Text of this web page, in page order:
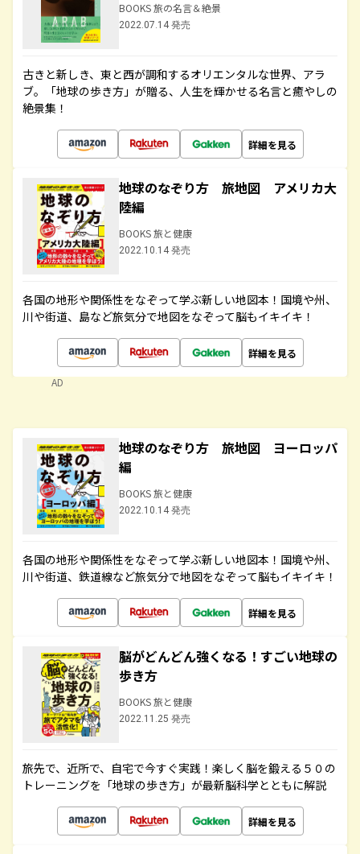
BOOKS 旅の名言＆絶景
2022.07.14 発売
古きと新しき、東と西が調和するオリエンタルな世界、アラ
ブ。「地球の歩き方」が贈る、人生を輝かせる名言と癒やしの
絶景集！
詳細を見る
地球のなぞり方 旅地図 アメリカ大
陸編
BOOKS 旅と健康
2022.10.14 発売
各国の地形や関係性をなぞって学ぶ新しい地図本！国境や州、
川や街道、島など旅気分で地図をなぞって脳もイキイキ！
詳細を見る
AD
地球のなぞり方 旅地図 ヨーロッパ
編
BOOKS 旅と健康
2022.10.14 発売
各国の地形や関係性をなぞって学ぶ新しい地図本！国境や州、
川や街道、鉄道線など旅気分で地図をなぞって脳もイキイキ！
詳細を見る
脳がどんどん強くなる！すごい地球の
歩き方
BOOKS 旅と健康
2022.11.25 発売
旅先で、近所で、自宅で今すぐ実践！楽しく脳を鍛える５０の
トレーニングを「地球の歩き方」が最新脳科学とともに解説
詳細を見る